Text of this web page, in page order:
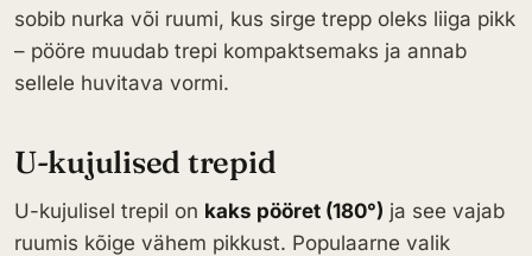
sobib nurka või ruumi, kus sirge trepp oleks liiga pikk
– pööre muudab trepi kompaktsemaks ja annab
sellele huvitava vormi.
U-kujulised trepid
U-kujulisel trepil on kaks pööret (180°) ja see vajab
ruumis kõige vähem pikkust. Populaarne valik